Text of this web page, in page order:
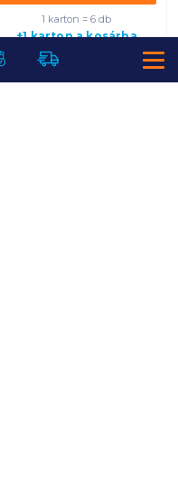
1 karton = 6 db
+1 karton a kosárba